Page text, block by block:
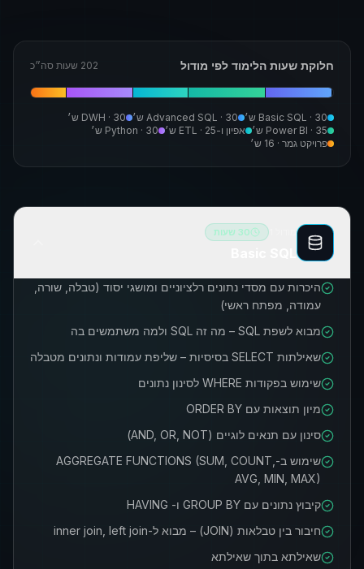
חלוקת שעות הלימוד לפי מודול 202 שעות סה״כ
Basic SQL · 30 ש׳ Advanced SQL · 30 ש׳ DWH · 30
ש׳
Power BI · 35 ש׳ אפיון ו-ETL · 25 ש׳ Python · 30
ש׳
פרויקט גמר ·
16 ש׳
30 שעות
היכרות עם מסדי נתונים רלציוניים ומושגי יסוד (טבלה, שורה,
עמודה, מפתח ראשי)
מבוא לשפת SQL – מה זה SQL ולמה משתמשים בה
שאילתות SELECT בסיסיות – שליפת עמודות ונתונים מטבלה
שימוש בפקודות WHERE לסינון נתונים
מיון תוצאות עם ORDER BY
סינון עם תנאים לוגיים (AND, OR, NOT)
שימוש ב-AGGREGATE FUNCTIONS (SUM, COUNT,
AVG, MIN, MAX)
קיבוץ נתונים עם GROUP BY ו- HAVING
חיבור בין טבלאות (JOIN) – מבוא ל-inner join, left join
שאילתא בתוך שאילתא